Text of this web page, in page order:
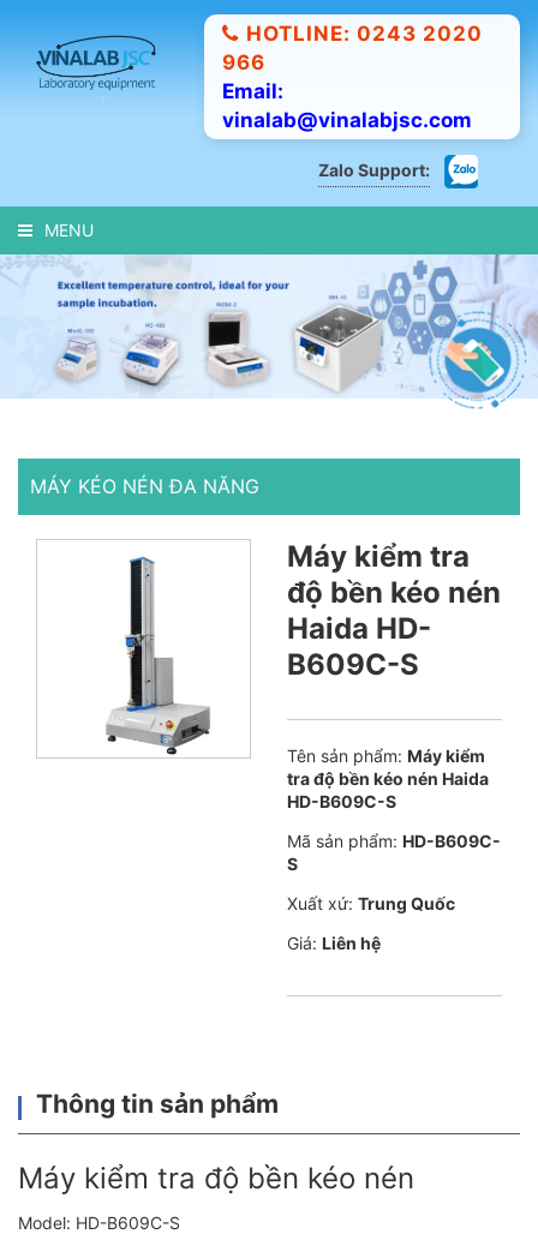
HOTLINE: 0243 2020
966
Email:
vinalab@vinalabjsc.com
Zalo Support:
MENU
MÁY KÉO NÉN ĐA NĂNG
Máy kiểm tra
độ bền kéo nén
Haida HD-
B609C-S
Tên sản phẩm: Máy kiểm
tra độ bền kéo nén Haida
HD-B609C-S
Mã sản phẩm: HD-B609C-
S
Xuất xứ: Trung Quốc
Giá: Liên hệ
Thông tin sản phẩm
Máy kiểm tra độ bền kéo nén
Model: HD-B609C-S